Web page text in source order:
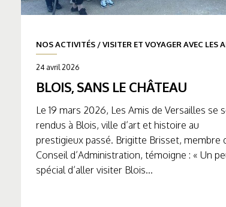
NOS ACTIVITÉS /VISITER ET VOYAGER AVEC LES
24 avril 2026
BLOIS, SANS LE CHÂTEAU
Le 19 mars 2026, Les Amis de Versailles se
rendus à Blois, ville d’art et histoire au
prestigieux passé. Brigitte Brisset, membre
Conseil d’Administration, témoigne : « Un
spécial d’aller visiter Blois...